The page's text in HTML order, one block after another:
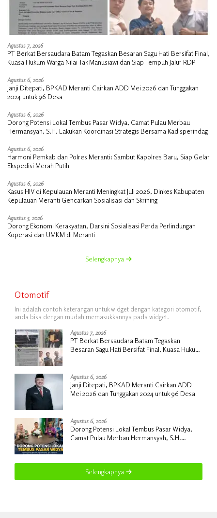
Agustus 7, 2026
PT Berkat Bersaudara Batam Tegaskan Besaran Sagu Hati Bersifat Final,
Kuasa Hukum Warga Nilai Tak Manusiawi dan Siap Tempuh Jalur RDP
Agustus 6, 2026
Janji Ditepati, BPKAD Meranti Cairkan ADD Mei 2026 dan Tunggakan
2024 untuk 96 Desa
Agustus 6, 2026
Dorong Potensi Lokal Tembus Pasar Widya, Camat Pulau Merbau
Hermansyah, S.H. Lakukan Koordinasi Strategis Bersama Kadisperindag
Agustus 6, 2026
Harmoni Pemkab dan Polres Meranti: Sambut Kapolres Baru, Siap Gelar
Ekspedisi Merah Putih
Agustus 6, 2026
Kasus HIV di Kepulauan Meranti Meningkat Juli 2026, Dinkes Kabupaten
Kepulauan Meranti Gencarkan Sosialisasi dan Skrining
Agustus 5, 2026
Dorong Ekonomi Kerakyatan, Darsini Sosialisasi Perda Perlindungan
Koperasi dan UMKM di Meranti
Selengkapnya
Otomotif
Ini adalah contoh keterangan untuk widget dengan kategori otomotif,
anda bisa dengan mudah memasukkannya pada widget.
Agustus 7, 2026
PT Berkat Bersaudara Batam Tegaskan
Besaran Sagu Hati Bersifat Final, Kuasa Hukum
Agustus 6, 2026
Janji Ditepati, BPKAD Meranti Cairkan ADD
Mei 2026 dan Tunggakan 2024 untuk 96 Desa
Agustus 6, 2026
Dorong Potensi Lokal Tembus Pasar Widya,
Camat Pulau Merbau Hermansyah, S.H.
Selengkapnya